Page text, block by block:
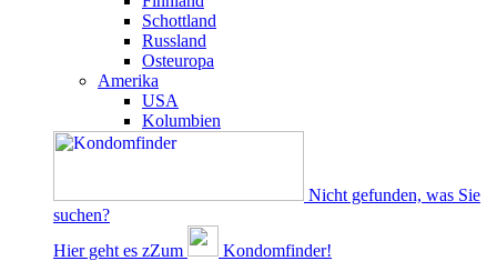
Schottland
Russland
Osteuropa
Amerika
USA
Kolumbien
Nicht gefunden, was Sie
suchen?
Hier geht es zZum
Kondomfinder!